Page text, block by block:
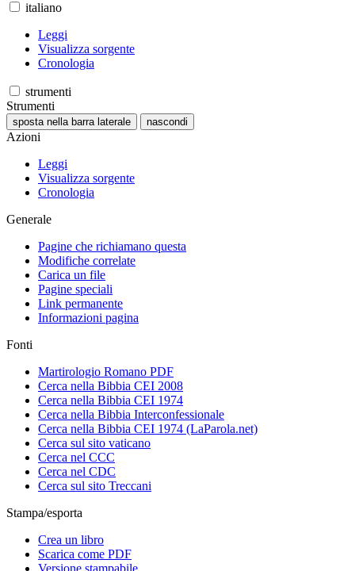
italiano
Leggi
Visualizza sorgente
Cronologia
strumenti
Strumenti
sposta nella barra laterale nascondi
Azioni
Leggi
Visualizza sorgente
Cronologia
Generale
Pagine che richiamano questa
Modifiche correlate
Carica un file
Pagine speciali
Link permanente
Informazioni pagina
Fonti
Martirologio Romano PDF
Cerca nella Bibbia CEI 2008
Cerca nella Bibbia CEI 1974
Cerca nella Bibbia Interconfessionale
Cerca nella Bibbia CEI 1974 (LaParola.net)
Cerca sul sito vaticano
Cerca nel CCC
Cerca nel CDC
Cerca sul sito Treccani
Stampa/esporta
Crea un libro
Scarica come PDF